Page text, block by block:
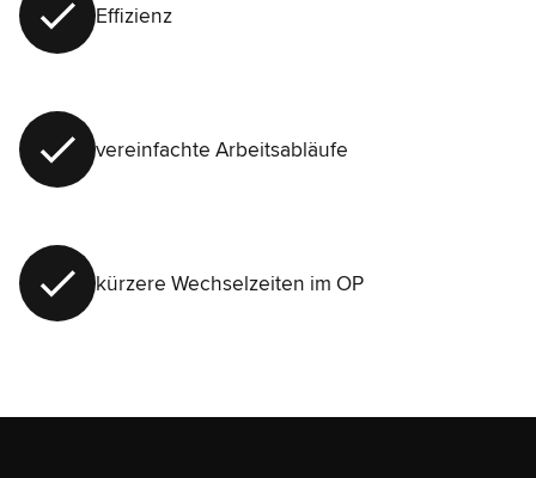
Effizienz
vereinfachte Arbeitsabläufe
kürzere Wechselzeiten im OP